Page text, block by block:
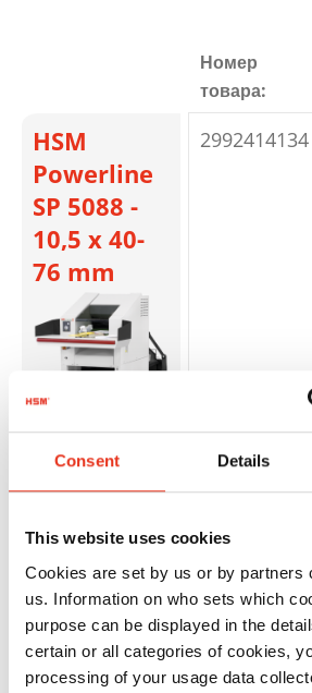
Consent Details
This website uses cookies
Cookies are set by us or by partners
us. Information on who sets which
purpose can be displayed in the
certain or all categories of cookies,
processing of your usage data
Номер
товара:
HSM
Powerline
SP 5088 -
10,5 x 40-
76 mm
2992414134
HSM
Powerline
SP 5088 - 6
x 40-53
mm
2990414134